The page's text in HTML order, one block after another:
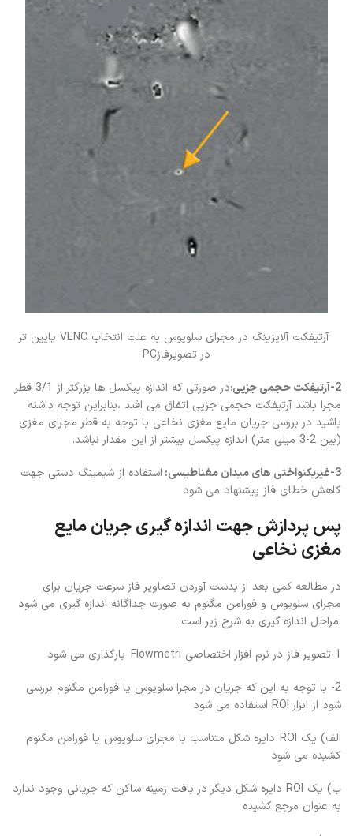
آرتیفکت آلایزینگ در مجرای سلویوس به علت انتخاب VENC پایین تر
در تصویرفازPC
2-آرتیفکت حجمی جزیی
:در صورتی که اندازه پیکسل ها بزرگتر از 3/1 قطر
مجرا باشد آرتیفکت حجمی جزیی اتفاق می افتد ،بنابراین توجه داشته
باشید در بررسی جریان مایع مغزی نخاعی با توجه به قطر مجرای مغزی
(بین 2-3 میلی متر) اندازه پیکسل بیشتر از این مقدار نباشد.
3-غیریکنواختی های میدان مغناطیسی:
استفاده از شیمینگ دستی جهت
کاهش خطای فاز پیشنهاد می شود
پس پردازش جهت اندازه گیری جریان مایع
مغزی نخاعی
در مطالعه کمی بعد از بدست آوردن تصاویر فاز سرعت جریان برای
مجرای سلویوس و فورامن مگنوم به صورت جداگانه اندازه گیری می شود
.مراحل اندازه گیری به شرح زیر است:
1-تصویر فاز در نرم افزار اختصاصی Flowmetri بارگذاری می شود
2- با توجه به این که جریان در مجرا سلویوس یا فورامن مگنوم بررسی
شود از ابزار ROI استفاده می شود
الف) یک ROI دایره شکل متناسب با مجرای سلویوس یا فورامن مگنوم
کشیده می شود
ب) یک ROI دایره شکل دیگر در بافت زمینه ساکن که جریانی وجود ندارد
به عنوان مرجع کشیده